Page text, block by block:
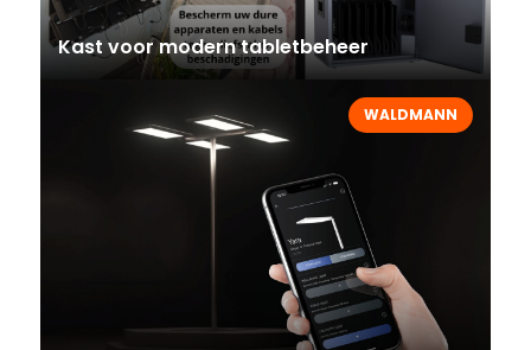
Kast voor modern tabletbeheer
WALDMANN